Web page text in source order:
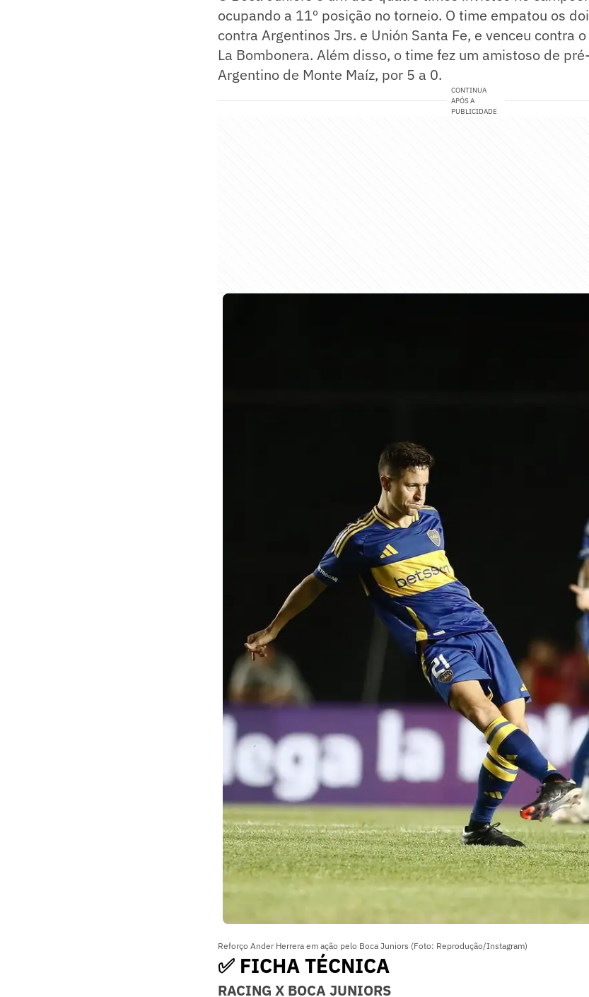
ocupando a 11º posição no torneio. O time empatou os
contra Argentinos Jrs. e Unión Santa Fe, e venceu contra
La Bombonera. Além disso, o time fez um amistoso de
Argentino de Monte Maíz, por 5 a 0.
CONTINUA
APÓS A
PUBLICIDADE
Reforço Ander Herrera em ação pelo Boca Juniors (Foto: Reprodução/Instagram)
✅ FICHA TÉCNICA
RACING X BOCA JUNIORS